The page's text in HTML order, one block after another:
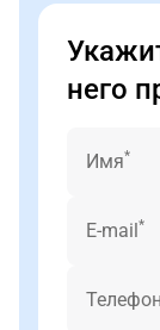
него
Имя*
E-mail *
Телефон